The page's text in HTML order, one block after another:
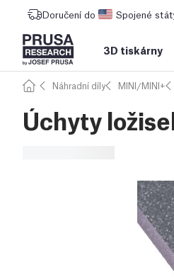
Doručení do Spojené
3D tiskárny
Náhradní díly MINI/MINI+
Úchyty